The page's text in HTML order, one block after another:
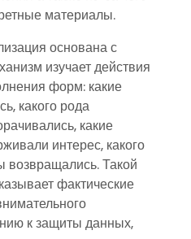
материалы.
основана с
изучает действия
форм: какие
какого рода
какие
интерес, какого
Такой
фактические
к защиты данных,